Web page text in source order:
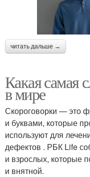
читать дальше →
Какая самая
в мире
Скороговорки — это
и буквами, которые
используют для
дефектов . РБК Life
и взрослых, которые
и внятной.